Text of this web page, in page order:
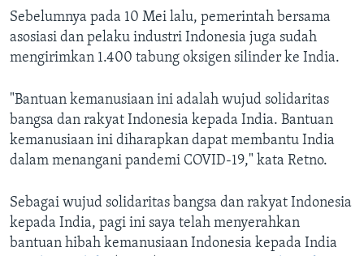
Sebelumnya pada 10 Mei lalu, pemerintah bersama
asosiasi dan pelaku industri Indonesia juga sudah
mengirimkan 1.400 tabung oksigen silinder ke India.
"Bantuan kemanusiaan ini adalah wujud solidaritas
bangsa dan rakyat Indonesia kepada India. Bantuan
kemanusiaan ini diharapkan dapat membantu India
dalam menangani pandemi COVID-19," kata Retno.
Sebagai wujud solidaritas bangsa dan rakyat Indonesia
kepada India, pagi ini saya telah menyerahkan
bantuan hibah kemanusiaan Indonesia kepada India